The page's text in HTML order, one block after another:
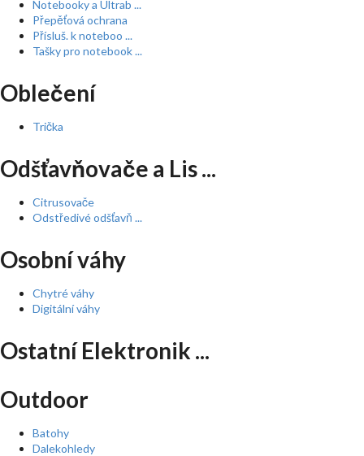
Notebooky a Ultrab ...
Přepěťová ochrana
Přísluš. k noteboo ...
Tašky pro notebook ...
Oblečení
Trička
Odšťavňovače a Lis ...
Citrusovače
Odstředivé odšťavň ...
Osobní váhy
Chytré váhy
Digitální váhy
Ostatní Elektronik ...
Outdoor
Batohy
Dalekohledy